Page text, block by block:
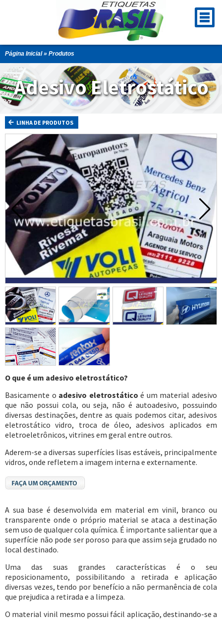
Página Inicial» Produtos
Adesivo Eletrostático
LINHA DE PRODUTOS
O que é um adesivo eletrostático?
Basicamente o adesivo eletrostático é um material adesivo
que não possui cola, ou seja, não é autoadesivo, possuindo
diversas destinações, dentre as quais podemos citar, adesivos
eletrostático vidro, troca de óleo, adesivos aplicados em
eletroeletrônicos, vitrines em geral entre outros.
Aderem-se a diversas superfícies lisas estáveis, principalmente
vidros, onde refletem a imagem interna e externamente.
A sua base é desenvolvida em material em vinil, branco ou
transparente onde o próprio material se ataca a destinação
sem uso de qualquer cola química. É importante salientar que a
superfície não pode ser poroso para que assim seja grudado no
local destinado.
Uma das suas grandes características é o seu
reposicionamento, possibilitando a retirada e aplicação
diversas vezes, tendo por benefício a não permanência de cola
que prejudica a retirada e a limpeza.
O material vinil mesmo possui fácil aplicação, destinando-se a